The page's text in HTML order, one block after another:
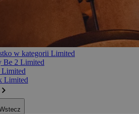
w kategorii Limited
Be 2 Limited
Limited
Limited